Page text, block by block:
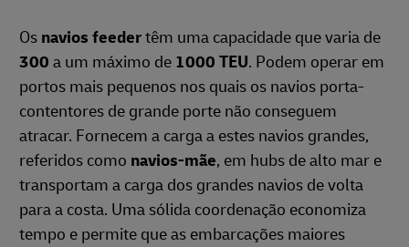
Os navios feedertêm uma capacidade que varia de
300 a um máximo de 1000 TEU. Podem operar em
portos mais pequenos nos quais os navios porta-
contentores de grande porte não conseguem
atracar. Fornecem a carga a estes navios grandes,
referidos como navios-mãe, em hubs de alto mar e
transportam a carga dos grandes navios de volta
para a costa. Uma sólida coordenação economiza
tempo e permite que as embarcações maiores